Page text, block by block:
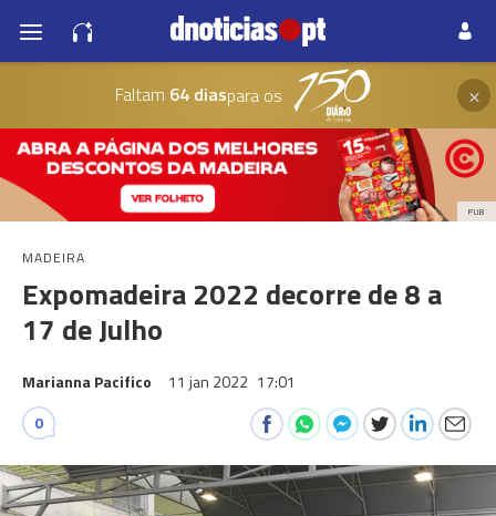
Faltam 64 diaspara os ×
PUB
MADEIRA
Expomadeira 2022 decorre de 8 a
17 de Julho
Marianna Pacifico 11 jan 2022 17:01
0